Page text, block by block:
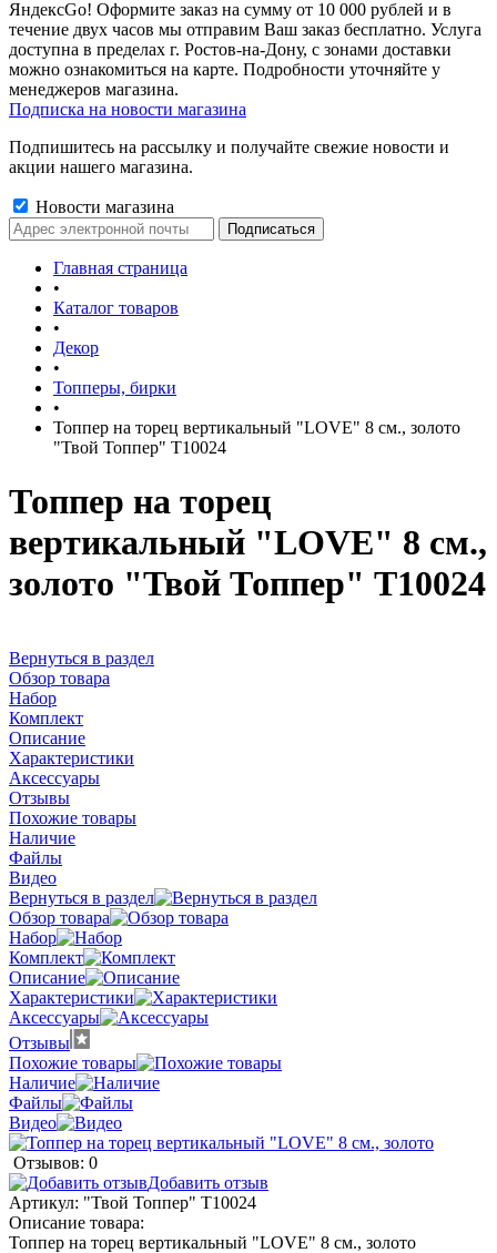
ЯндексGo! Оформите заказ на сумму от 10 000 рублей и в
течение двух часов мы отправим Ваш заказ бесплатно. Услуга
доступна в пределах г. Ростов-на-Дону, с зонами доставки
можно ознакомиться на карте. Подробности уточняйте у
менеджеров магазина.
Подписка на новости магазина
Подпишитесь на рассылку и получайте свежие новости и
акции нашего магазина.
Новости магазина
Главная страница
•
Каталог товаров
•
Декор
•
Топперы, бирки
•
Топпер на торец вертикальный "LOVE" 8 см., золото
"Твой Топпер" Т10024
Топпер на торец
вертикальный "LOVE" 8 см.,
золото "Твой Топпер" Т10024
Вернуться в раздел
Обзор товара
Набор
Комплект
Описание
Характеристики
Аксессуары
Отзывы
Похожие товары
Наличие
Файлы
Видео
Вернуться в раздел
Обзор товара
Набор
Комплект
Описание
Характеристики
Аксессуары
Отзывы
Похожие товары
Наличие
Файлы
Видео
Отзывов: 0
Добавить отзыв
Артикул: "Твой Топпер" Т10024
Описание товара:
Топпер на торец вертикальный "LOVE" 8 см., золото